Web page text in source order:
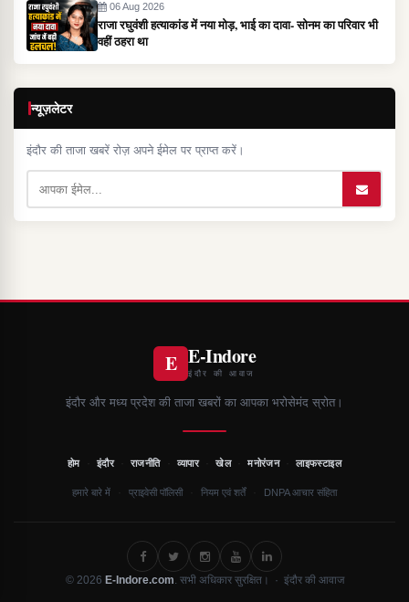
06 Aug 2026
राजा रघुवंशी हत्याकांड में नया मोड़, भाई का दावा- सोनम का परिवार भी
वहीं ठहरा था
न्यूज़लेटर
इंदौर की ताजा खबरें रोज़ अपने ईमेल पर प्राप्त करें।
E E-Indore
इंदौर की आवाज
इंदौर और मध्य प्रदेश की ताजा खबरों का आपका भरोसेमंद स्रोत।
होम इंदौर राजनीति व्यापार खेल मनोरंजन लाइफस्टाइल
हमारे बारे में प्राइवेसी पॉलिसी नियम एवं शर्तें DNPA आचार संहिता
© 2026 E-Indore.com. सभी अधिकार सुरक्षित। · इंदौर की आवाज